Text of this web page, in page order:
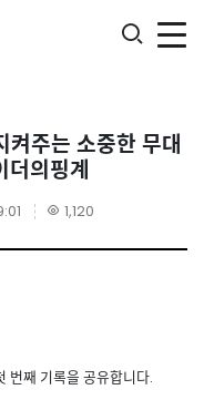
주는 소중한 무대
의핑계
1,120
번째 기록을 공유합니다.